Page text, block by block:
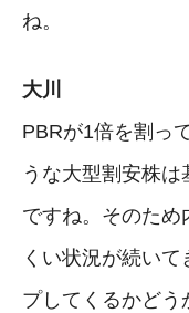
ね。
大川
PBRが1倍を割っ
うな大型割安株
ですね。そのため
くい状況が続い
プしてくるかど